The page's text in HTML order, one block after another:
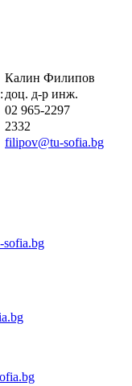
Калин Филипов
доц. д-р инж.
02 965-2297
2332
filipov@tu-sofia.bg
sofia.bg